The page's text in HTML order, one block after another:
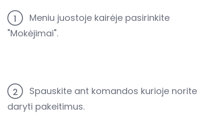
1
Meniu juostoje kairėje pasirinkite
"Mokėjimai".
2
Spauskite ant komandos kurioje norite
daryti pakeitimus.